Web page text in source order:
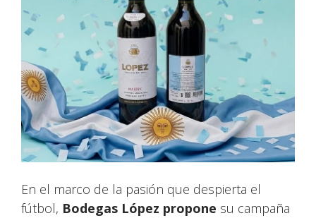
En el marco de la pasión que despierta el
fútbol, Bodegas López propone su campaña